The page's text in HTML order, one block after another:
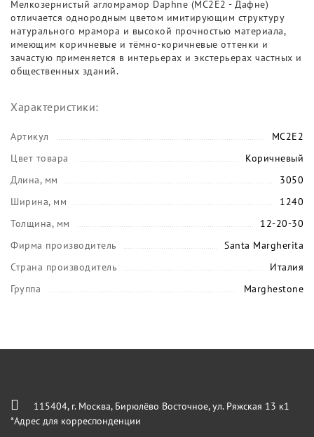
Мелкозернистый агломрамор Daphne (MC2E2 - Дафне)
отличается однородным цветом имитирующим структуру
натурального мрамора и высокой прочностью материала,
имеющим коричневые и тёмно-коричневые оттенки и
зачастую применяется в интерьерах и экстерьерах частных и
общественных зданий.
Характеристики:
Артикул
MC2E2
Цвет товара
Коричневый
Длина, мм
3050
Ширина, мм
1240
Толщина, мм
12-20-30
Фирма производитель
Santa Margherita
Страна производитель
Италия
Группа
Marghestone
115404, г. Москва, Бирюлёво Восточное, ул. Ряжская 13 к1
*Адрес для корреспонденции